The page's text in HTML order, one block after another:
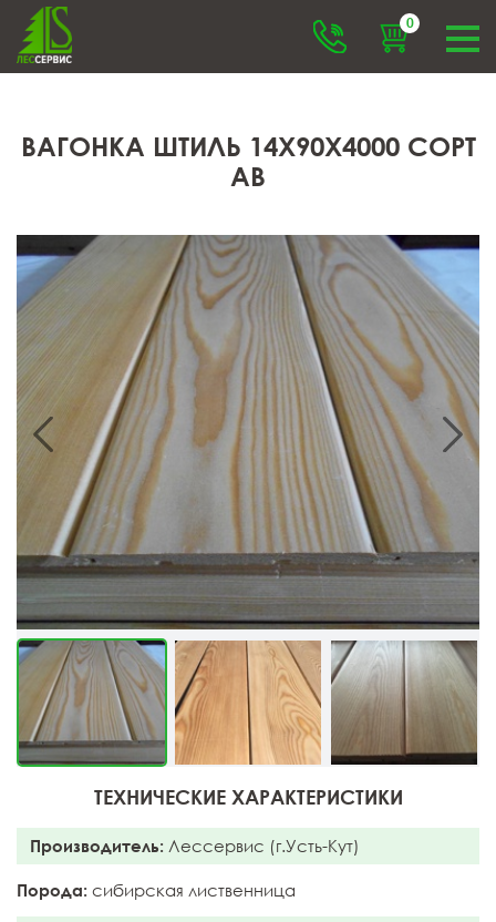
0
ВАГОНКА ШТИЛЬ 14X90X4000 СОРТ
АВ
ТЕХНИЧЕСКИЕ ХАРАКТЕРИСТИКИ
Производитель: Лессервис (г.Усть-Кут)
Порода: сибирская лиственница